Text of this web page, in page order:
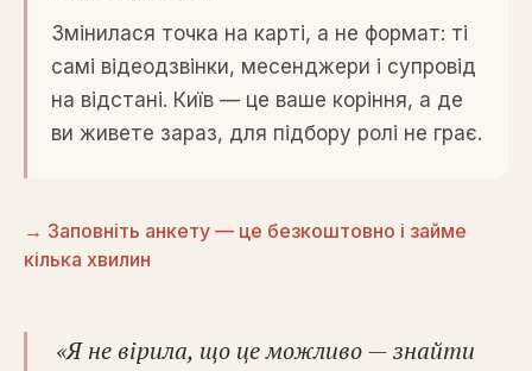
Змінилася точка на карті, а не формат: ті
самі відеодзвінки, месенджери і супровід
на відстані. Київ — це ваше коріння, а де
ви живете зараз, для підбору ролі не грає.
→ Заповніть анкету — це безкоштовно і займе
кілька хвилин
«Я не вірила, що це можливо — знайти